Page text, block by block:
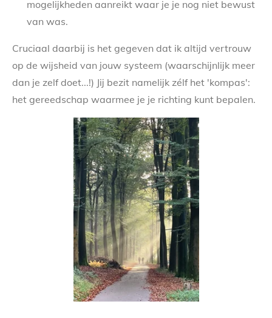
mogelijkheden aanreikt waar je je nog niet bewust
van was.
Cruciaal daarbij is het gegeven dat ik altijd vertrouw
op de wijsheid van jouw systeem (waarschijnlijk meer
dan je zelf doet...!) Jij bezit namelijk zélf het 'kompas':
het gereedschap waarmee je je richting kunt bepalen.